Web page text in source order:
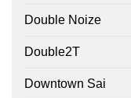
Double Noize
Double2T
Downtown Sai